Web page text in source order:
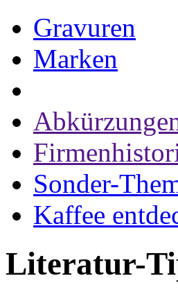
Gravuren
Marken
Sonder-
Kaffee
Literatur-